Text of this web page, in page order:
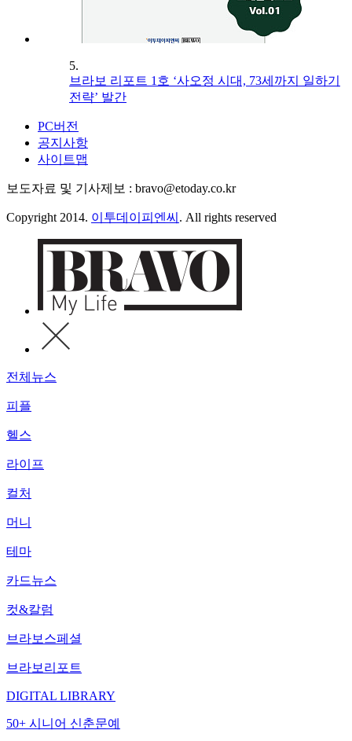
5.
브라보 리포트 1호 ‘사오정 시대, 73세까지 일하기
전략’ 발간
PC버전
공지사항
사이트맵
보도자료 및 기사제보 : bravo@etoday.co.kr
Copyright 2014. 이투데이피엔씨 . All rights reserved
전체뉴스
피플
헬스
라이프
컬처
머니
테마
카드뉴스
컷&칼럼
브라보스페셜
브라보리포트
DIGITAL LIBRARY
50+ 시니어 신춘문예